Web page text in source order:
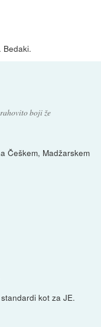
Bedaki.
boji že
Češkem, Madžarskem
kot za JE.